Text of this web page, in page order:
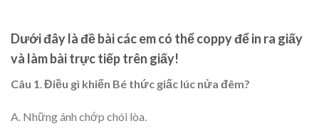
Dưới đây là đề bài các em có thể coppy để in ra giấy
và làm bài trực tiếp trên giấy!
Câu 1.Điều gì khiến Bé thức giấc lúc nửa đêm?
A. Những ánh chớp chói lòa.